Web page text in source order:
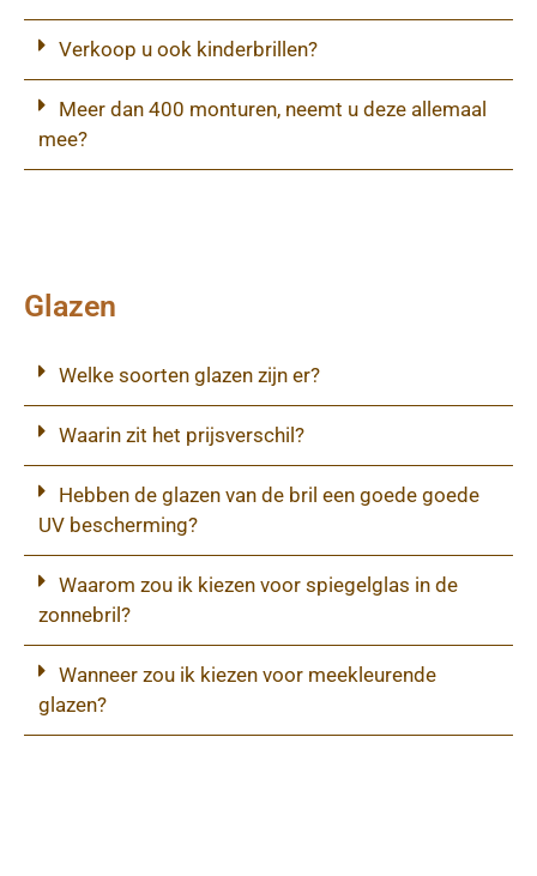
Verkoop u ook kinderbrillen?
Meer dan 400 monturen, neemt u deze allemaal
mee?
Glazen
Welke soorten glazen zijn er?
Waarin zit het prijsverschil?
Hebben de glazen van de bril een goede goede
UV bescherming?
Waarom zou ik kiezen voor spiegelglas in de
zonnebril?
Wanneer zou ik kiezen voor meekleurende
glazen?